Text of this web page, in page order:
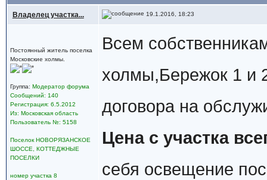
Владелец участка... 19.1.2016, 18:23
Постоянный житель поселка
Московские холмы.
Группа: Модератор форума
Сообщений: 140
Регистрация: 6.5.2012
Из: Московская область
Пользователь №: 5158
Поселок НОВОРЯЗАНСКОЕ
ШОССЕ, КОТТЕДЖНЫЕ
ПОСЕЛКИ
номер участка 8
Всем
холмы,Бережок 1 и
договора на
Цена с участка
себя освещение